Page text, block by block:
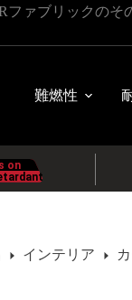
ファブリックのそ
難燃性
インテリア